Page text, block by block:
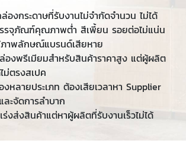
องกระดาษที่รับงานไม่จำกัดจำนวน ไม่ได้
รจุภัณฑ์คุณภาพต่ำ สีเพี้ยน รอยต่อไม่แน่น
ภาพลักษณ์แบรนด์เสียหาย
องพรีเมียมสำหรับสินค้าราคาสูง แต่ผู้ผลิต
ม่ตรงสเปค
งหลายประเภท ต้องเสียเวลาหา Supplier
ละจัดการลำบาก
ร่งส่งสินค้าแต่หาผู้ผลิตที่รับงานเร็วไม่ได้